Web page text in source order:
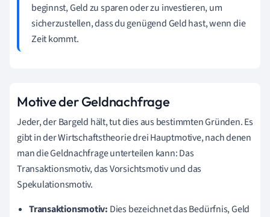
beginnst, Geld zu sparen oder zu investieren, um
sicherzustellen, dass du genügend Geld hast, wenn die
Zeit kommt.
Motive der Geldnachfrage
Jeder, der Bargeld hält, tut dies aus bestimmten Gründen. Es
gibt in der Wirtschaftstheorie drei Hauptmotive, nach denen
man die Geldnachfrage unterteilen kann: Das
Transaktionsmotiv, das Vorsichtsmotiv und das
Spekulationsmotiv.
Transaktionsmotiv: Dies bezeichnet das Bedürfnis, Geld